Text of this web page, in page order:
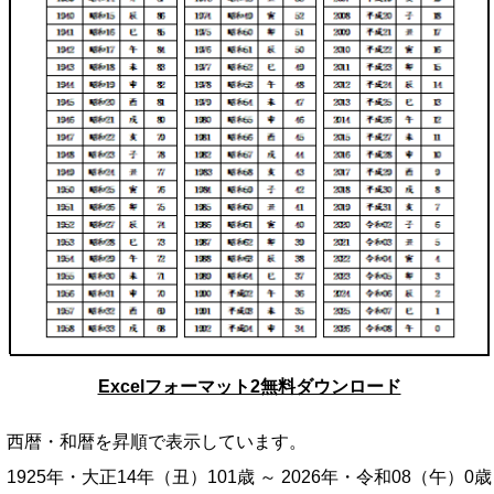
Excelフォーマット2無料ダウンロード
西暦・和暦を昇順で表示しています。
1925年・大正14年（丑）101歳 ～ 2026年・令和08（午）0歳